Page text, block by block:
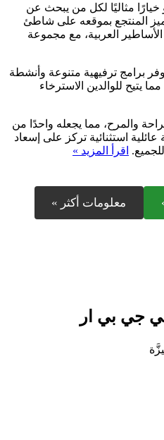
خيارًا مثاليًا لكل من يبحث عن
المنتجع بموقعه على شاطئ
العربية، مع مجموعة
برامج ترفيهية متنوعة وأنشطة
يتيح للوالدين الاسترخاء
والمرح، مما يجعله واحدًا من
استثنائية تركز على إسعاد
اقرأ المزيد »
معلومات أكثر »
جي بي ار